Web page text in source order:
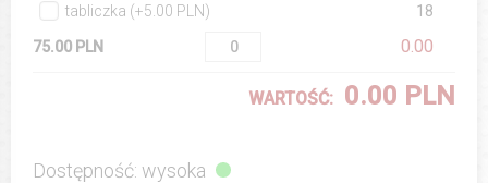
tabliczka (+5.00 PLN) 18
75.00 PLN 0.00
WARTOŚĆ: 0.00 PLN
Dostępność: wysoka